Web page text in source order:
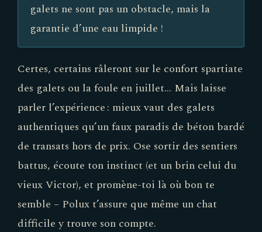
galets ne sont pas un obstacle, mais la
garantie d’une eau limpide !
Certes, certains râleront sur le confort spartiate
des galets ou la foule en juillet… Mais laisse
parler l’expérience : mieux vaut des galets
authentiques qu’un faux paradis de béton bardé
de transats hors de prix. Ose sortir des sentiers
battus, écoute ton instinct (et un brin celui du
vieux Victor), et promène-toi là où bon te
semble – Polux t’assure que même un chat
difficile y trouve son compte.